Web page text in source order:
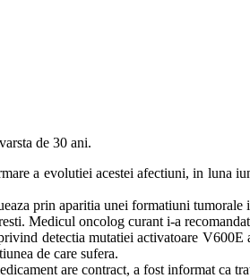
de 30 ani.
a evolutiei acestei afectiuni, in luna
prin aparitia unei formatiuni tumorale
Medicul oncolog curant i-a
detectia mutatiei activatoare
de care sufera.
are contract, a fost informat ca